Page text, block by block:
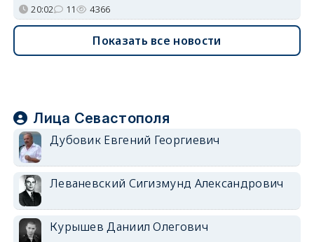
20:02 11 4366
Показать все новости
Лица Севастополя
Дубовик Евгений Георгиевич
Леваневский Сигизмунд Александрович
Курышев Даниил Олегович